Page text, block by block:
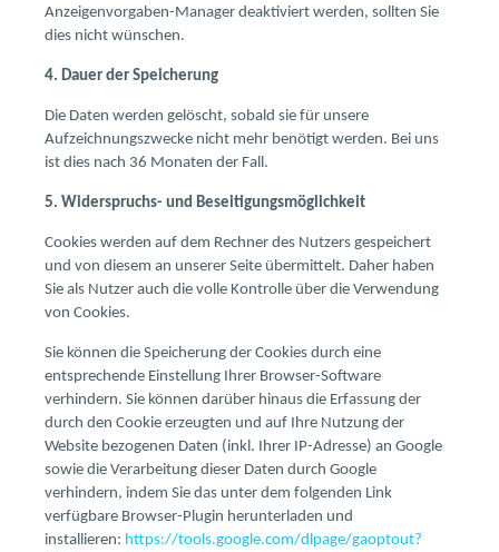
Anzeigenvorgaben-Manager deaktiviert werden, sollten Sie
dies nicht wünschen.
4. Dauer der Speicherung
Die Daten werden gelöscht, sobald sie für unsere
Aufzeichnungszwecke nicht mehr benötigt werden. Bei uns
ist dies nach 36 Monaten der Fall.
5. Widerspruchs- und Beseitigungsmöglichkeit
Cookies werden auf dem Rechner des Nutzers gespeichert
und von diesem an unserer Seite übermittelt. Daher haben
Sie als Nutzer auch die volle Kontrolle über die Verwendung
von Cookies.
Sie können die Speicherung der Cookies durch eine
entsprechende Einstellung Ihrer Browser-Software
verhindern. Sie können darüber hinaus die Erfassung der
durch den Cookie erzeugten und auf Ihre Nutzung der
Website bezogenen Daten (inkl. Ihrer IP-Adresse) an Google
sowie die Verarbeitung dieser Daten durch Google
verhindern, indem Sie das unter dem folgenden Link
verfügbare Browser-Plugin herunterladen und
installieren: https://tools.google.com/dlpage/gaoptout?